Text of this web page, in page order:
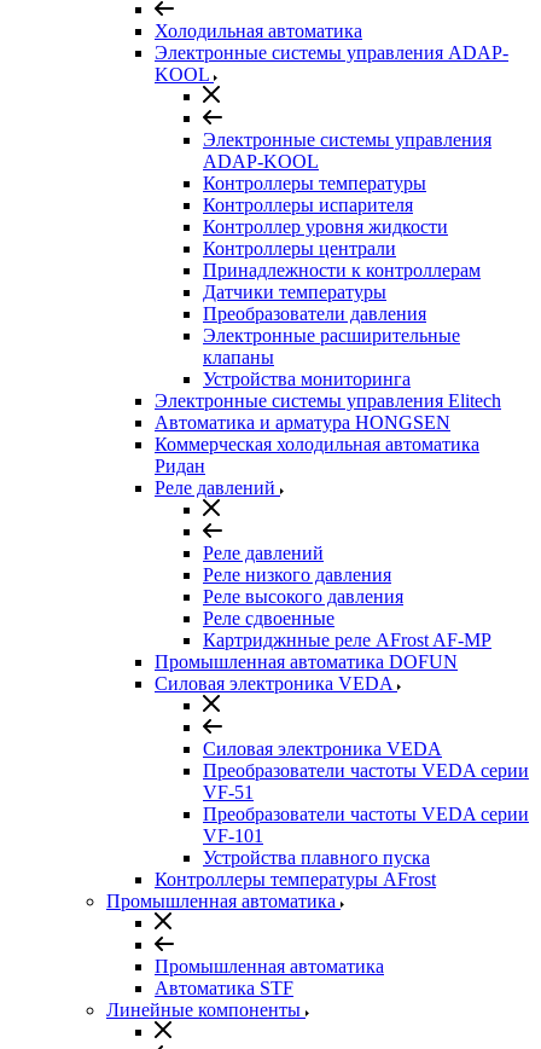
Холодильная автоматика
Электронные системы управления ADAP-
KOOL
Электронные системы управления
ADAP-KOOL
Контроллеры температуры
Контроллеры испарителя
Контроллер уровня жидкости
Контроллеры централи
Принадлежности к контроллерам
Датчики температуры
Преобразователи давления
Электронные расширительные
клапаны
Устройства мониторинга
Электронные системы управления Elitech
Автоматика и арматура HONGSEN
Коммерческая холодильная автоматика
Ридан
Реле давлений
Реле давлений
Реле низкого давления
Реле высокого давления
Реле сдвоенные
Картриджнные реле AFrost AF-MP
Промышленная автоматика DOFUN
Силовая электроника VEDA
Силовая электроника VEDA
Преобразователи частоты VEDA серии
VF-51
Преобразователи частоты VEDA серии
VF-101
Устройства плавного пуска
Контроллеры температуры AFrost
Промышленная автоматика
Промышленная автоматика
Автоматика STF
Линейные компоненты